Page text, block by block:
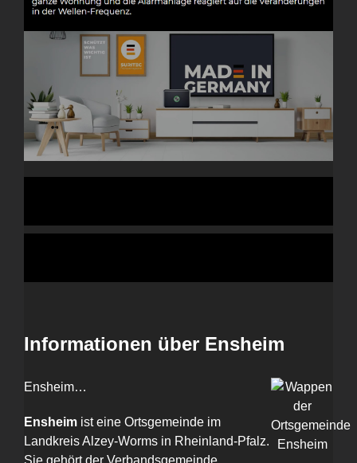
Informationen über Ensheim
Ensheim…
Ensheim ist eine Ortsgemeinde im
Landkreis Alzey-Worms in Rheinland-Pfalz.
Sie gehört der Verbandsgemeinde